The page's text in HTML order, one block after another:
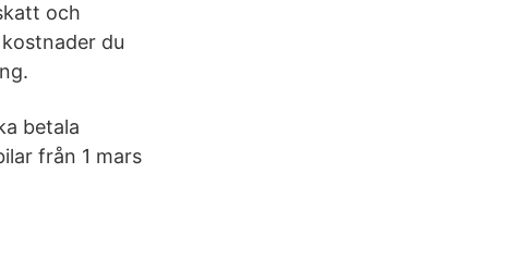
och
du
betala
från 1 mars